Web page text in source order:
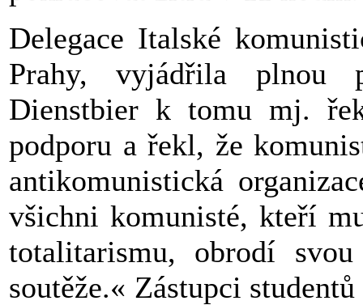
Delegace Italské
Prahy, vyjádřila plnou
Dienstbier k tomu mj.
podporu a řekl, že
antikomunistická
všichni komunisté, kteří
totalitarismu, obrodí
soutěže.« Zástupci